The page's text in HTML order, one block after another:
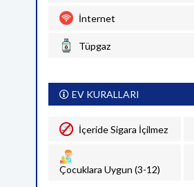
İnternet
Tüpgaz
EV KURALLARI
İçeride Sigara İçilmez
Çocuklara Uygun (3-12)